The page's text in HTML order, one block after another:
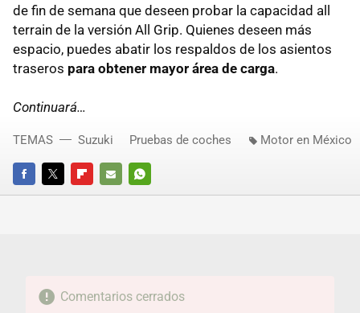
de fin de semana que deseen probar la capacidad all
terrain de la versión All Grip. Quienes deseen más
espacio, puedes abatir los respaldos de los asientos
traseros para obtener mayor área de carga.
Continuará…
FACEBOOKTWITTERFLIPBOARD
E-
WHATSAPP
TEMAS Suzuki Pruebas de coches Motor en México
Comentarios cerrados